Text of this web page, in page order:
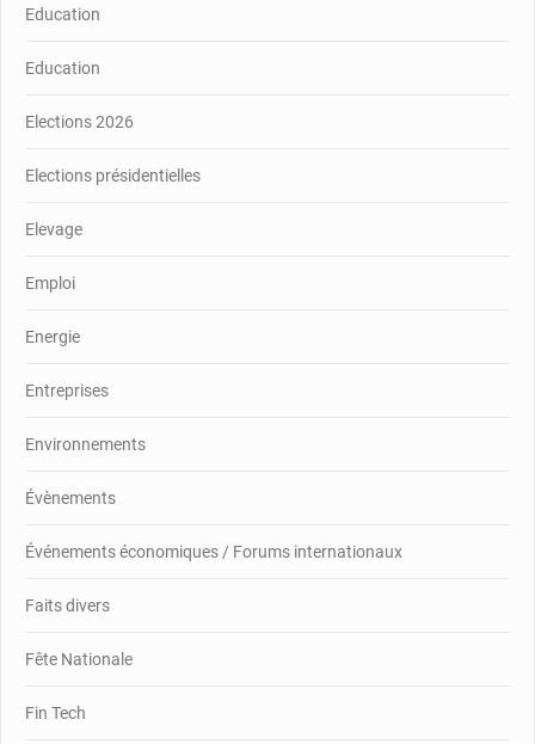
Education
Education
Elections 2026
Elections présidentielles
Elevage
Emploi
Energie
Entreprises
Environnements
Évènements
Événements économiques / Forums internationaux
Faits divers
Fête Nationale
Fin Tech